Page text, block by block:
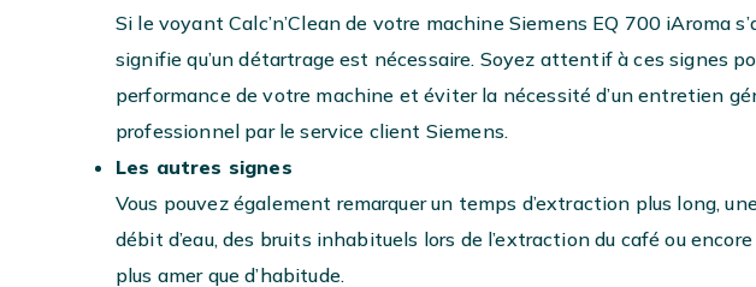
Si le voyant Calc’n’Clean de votre machine Siemens EQ 700 iAroma
signifie qu’un détartrage est nécessaire. Soyez attentif à ces signes
performance de votre machine et éviter la nécessité d’un entretien
professionnel par le service client Siemens.
Les autres signes
Vous pouvez également remarquer un temps d’extraction plus long, une
débit d’eau, des bruits inhabituels lors de l’extraction du café ou encore
plus amer que d’habitude.